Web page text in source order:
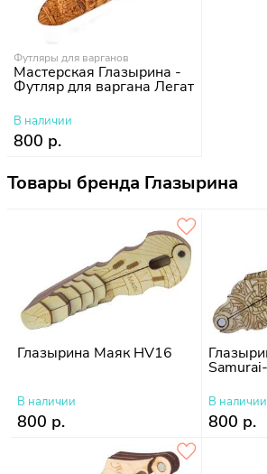
Футляры для варганов
Мастерская Глазырина -
Футляр для варгана Легат
В наличии
800 р.
Товары бренда Глазырина
Глазырина Маяк HV16
В наличии
800 р.
В наличии
800 р.